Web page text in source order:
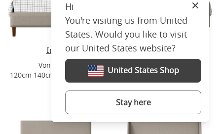
Irvine
Von €1230
120cm 140cm 160cm 180cm
Poole
Von €1230
90cm 120cm 140cm 160cm
180cm
Hi
You're visiting us from United
States. Would you like to visit
our United States website?
United States Shop
Stay here
Close